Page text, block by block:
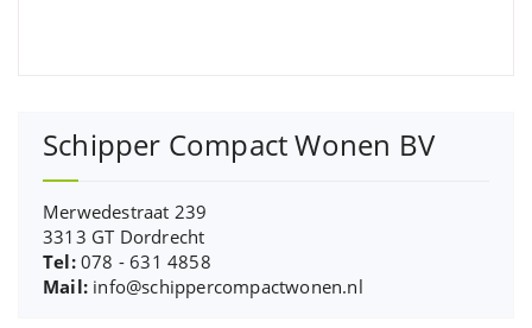
Schipper Compact Wonen BV
Merwedestraat 239
3313 GT Dordrecht
Tel:078 - 631 4858
Mail: info@schippercompactwonen.nl